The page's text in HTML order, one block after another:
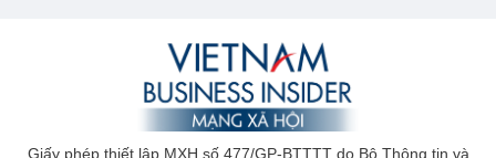
Giấy phép thiết lập MXH số 477/GP-BTTTT do Bộ Thông tin và